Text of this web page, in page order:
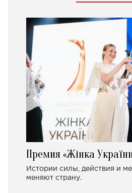
Премия «Жінка
Истории силы, действия и
меняют страну.